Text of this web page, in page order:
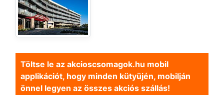
Töltse le az akcioscsomagok.hu mobil
applikációt, hogy minden kütyüjén, mobilján
önnel legyen az összes akciós szállás!